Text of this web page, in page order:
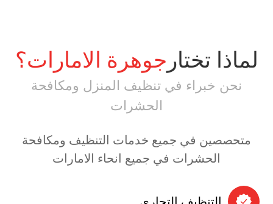
لماذا تختار جوهرة الامارات؟
نحن خبراء في تنظيف المنزل ومكافحة
الحشرات
متحصصين في جميع خدمات التنظيف ومكافحة
الحشرات في جميع انحاء الامارات